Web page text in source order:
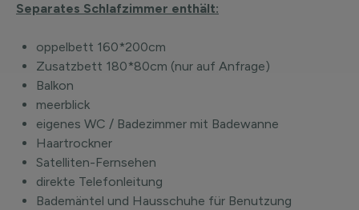
Separates Schlafzimmer enthält:
oppelbett 160*200cm
Zusatzbett 180*80cm (nur auf Anfrage)
Balkon
meerblick
eigenes WC / Badezimmer mit Badewanne
Haartrockner
Satelliten-Fernsehen
direkte Telefonleitung
Bademäntel und Hausschuhe für Benutzung